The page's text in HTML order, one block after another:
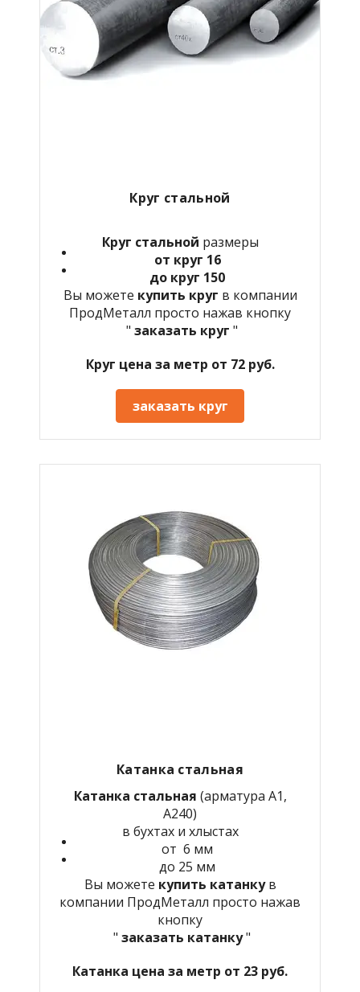
Круг стальной
Круг стальной размеры
от круг 16
до круг 150
Вы можете купить круг в компании
ПродМеталл просто нажав кнопку
" заказать круг "
Круг цена за метр от 72 руб.
заказать круг
Катанка стальная
Катанка стальная (арматура А1,
А240)
в бухтах и хлыстах
от 6 мм
до 25 мм
Вы можете купить катанкув
компании ПродМеталл просто нажав
кнопку
" заказать катанку"
Катанка цена за метр от 23 руб.